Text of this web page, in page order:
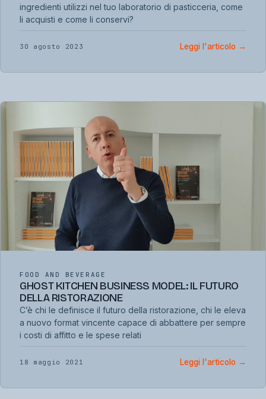
ingredienti utilizzi nel tuo laboratorio di pasticceria, come
li acquisti e come li conservi?
30 agosto 2023 Leggi l'articolo →
FOOD AND BEVERAGE
GHOST KITCHEN BUSINESS MODEL: IL FUTURO
DELLA RISTORAZIONE
C’è chi le definisce il futuro della ristorazione, chi le eleva
a nuovo format vincente capace di abbattere per sempre
i costi di affitto e le spese relati
18 maggio 2021 Leggi l'articolo →